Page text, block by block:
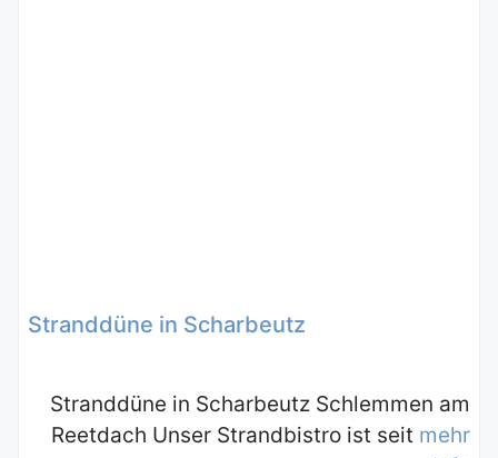
Stranddüne in Scharbeutz
Stranddüne in Scharbeutz Schlemmen am
Reetdach Unser Strandbistro ist seit mehr